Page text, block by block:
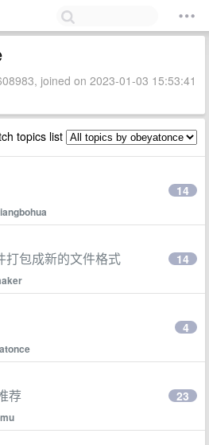
joined on 2023-01-03 15:53:41
topics list
14
打包成新的文件格式 14
4
荐 23